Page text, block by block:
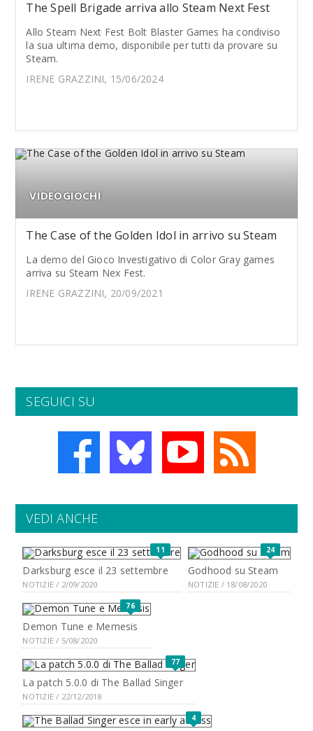
The Spell Brigade arriva allo Steam Next Fest
Allo Steam Next Fest Bolt Blaster Games ha condiviso
la sua ultima demo, disponibile per tutti da provare su
Steam.
IRENE GRAZZINI, 15/06/2024
VIDEOGIOCHI
The Case of the Golden Idol in arrivo su Steam
La demo del Gioco Investigativo di Color Gray games
arriva su Steam Nex Fest.
IRENE GRAZZINI, 20/09/2021
SEGUICI SU
VEDI ANCHE
11
Darksburg esce il 23 settembre
NOTIZIE / 2/09/2020
24
Godhood su Steam
NOTIZIE / 18/08/2020
76
Demon Tune e Memesis
NOTIZIE / 5/08/2020
77
La patch 5.0.0 di The Ballad Singer
NOTIZIE / 22/12/2018
4